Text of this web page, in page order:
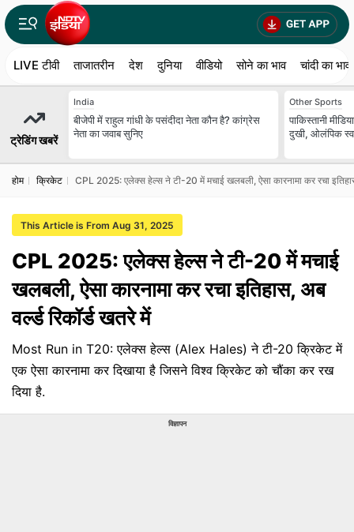
LIVE टीवी ताजातरीन देश दुनिया वीडियो सोने का भाव चांदी का भाव
ट्रेडिंग खबरें
India
बीजेपी में राहुल गांधी के पसंदीदा नेता कौन है? कांग्रेस
नेता का जवाब सुनिए
Other Sports
पाकिस्तानी
दुखी, ओलंपिक
होम क्रिकेट CPL 2025: एलेक्स हेल्स ने टी-20 में मचाई खलबली, ऐसा कारनामा कर रचा
This Article is From Aug 31, 2025
CPL 2025: एलेक्स हेल्स ने टी-20 में मचाई
खलबली, ऐसा कारनामा कर रचा इतिहास, अब
वर्ल्ड रिकॉर्ड खतरे में
Most Run in T20: एलेक्स हेल्स (Alex Hales) ने टी-20 क्रिकेट में
एक ऐसा कारनामा कर दिखाया है जिसने विश्व क्रिकेट को चौंका कर रख
दिया है.
विज्ञापन